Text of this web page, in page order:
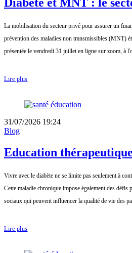
Diabète et MNT : le
La mobilisation du secteur privé pour assurer un
prévention des maladies non transmissibles (MNT)
présentée le vendredi 31 juillet en ligne sur zoom, à
Lire plus
31/07/2026 19:24
Blog
Education
Vivre avec le diabète ne se limite pas seulement à
Cette maladie chronique impose également des défis
sociaux qui peuvent influencer la qualité de vie des
Lire plus